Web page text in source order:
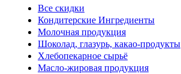
Все скидки
Кондитерские Ингредиенты
Молочная продукция
Шоколад, глазурь, какао-продукты
Хлебопекарное сырьё
Масло-жировая продукция